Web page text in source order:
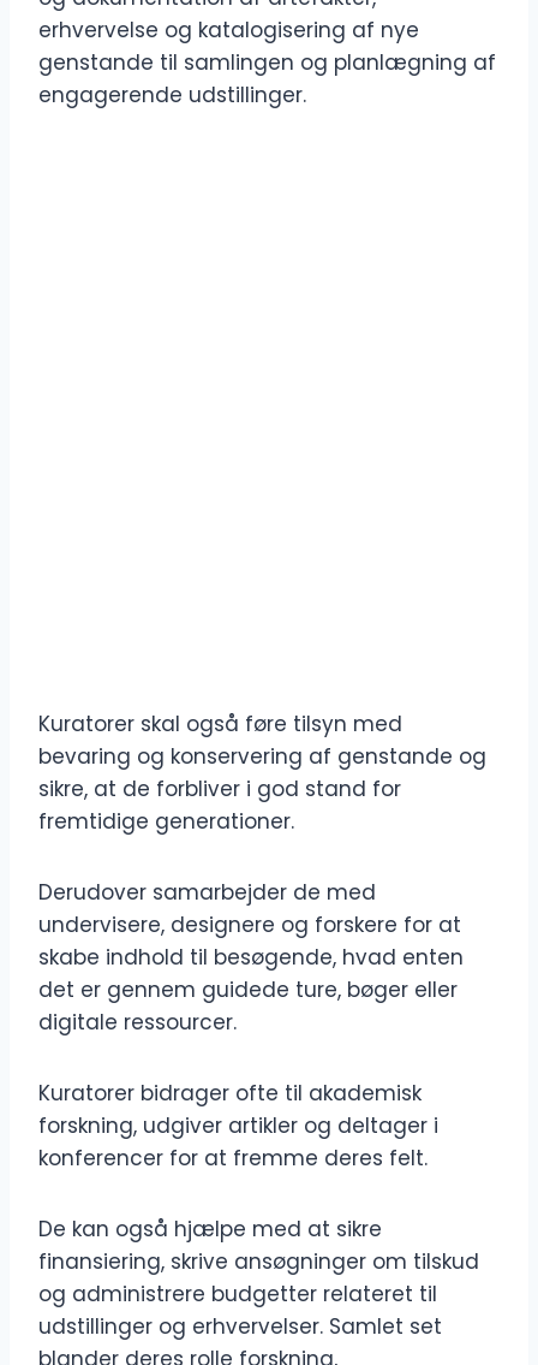
erhvervelse og katalogisering af nye
genstande til samlingen og planlægning af
engagerende udstillinger.
Kuratorer skal også føre tilsyn med
bevaring og konservering af genstande og
sikre, at de forbliver i god stand for
fremtidige generationer.
Derudover samarbejder de med
undervisere, designere og forskere for at
skabe indhold til besøgende, hvad enten
det er gennem guidede ture, bøger eller
digitale ressourcer.
Kuratorer bidrager ofte til akademisk
forskning, udgiver artikler og deltager i
konferencer for at fremme deres felt.
De kan også hjælpe med at sikre
finansiering, skrive ansøgninger om tilskud
og administrere budgetter relateret til
udstillinger og erhvervelser. Samlet set